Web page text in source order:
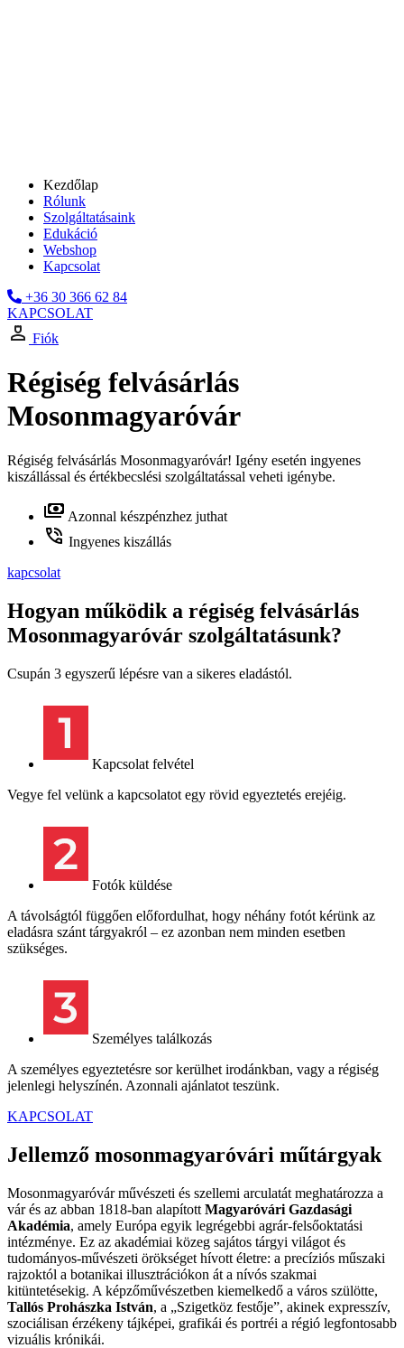
Kezdőlap
Rólunk
Szolgáltatásaink
Edukáció
Webshop
Kapcsolat
+36 30 366 62 84
KAPCSOLAT
Fiók
Régiség felvásárlás
Mosonmagyaróvár
Régiség felvásárlás Mosonmagyaróvár! Igény esetén ingyenes
kiszállással és értékbecslési szolgáltatással veheti igénybe.
Azonnal készpénzhez juthat
Ingyenes kiszállás
kapcsolat
Hogyan működik a régiség felvásárlás
Mosonmagyaróvár szolgáltatásunk?
Csupán 3 egyszerű lépésre van a sikeres eladástól.
Kapcsolat felvétel
Vegye fel velünk a kapcsolatot egy rövid egyeztetés erejéig.
Fotók küldése
A távolságtól függően előfordulhat, hogy néhány fotót kérünk az
eladásra szánt tárgyakról – ez azonban nem minden esetben
szükséges.
Személyes találkozás
A személyes egyeztetésre sor kerülhet irodánkban, vagy a régiség
jelenlegi helyszínén. Azonnali ajánlatot teszünk.
KAPCSOLAT
Jellemző mosonmagyaróvári műtárgyak
Mosonmagyaróvár művészeti és szellemi arculatát meghatározza a
vár és az abban 1818-ban alapított Magyaróvári Gazdasági
Akadémia, amely Európa egyik legrégebbi agrár-felsőoktatási
intézménye. Ez az akadémiai közeg sajátos tárgyi világot és
tudományos-művészeti örökséget hívott életre: a precíziós műszaki
rajzoktól a botanikai illusztrációkon át a nívós szakmai
kitüntetésekig. A képzőművészetben kiemelkedő a város szülötte,
Tallós Prohászka István, a „Szigetköz festője”, akinek expresszív,
szociálisan érzékeny tájképei, grafikái és portréi a régió legfontosabb
vizuális krónikái.